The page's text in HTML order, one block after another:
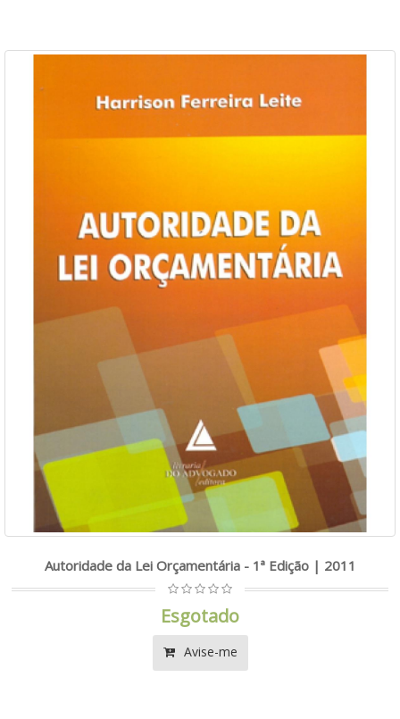
Autoridade da Lei Orçamentária - 1ª Edição | 2011
Esgotado
Avise-me